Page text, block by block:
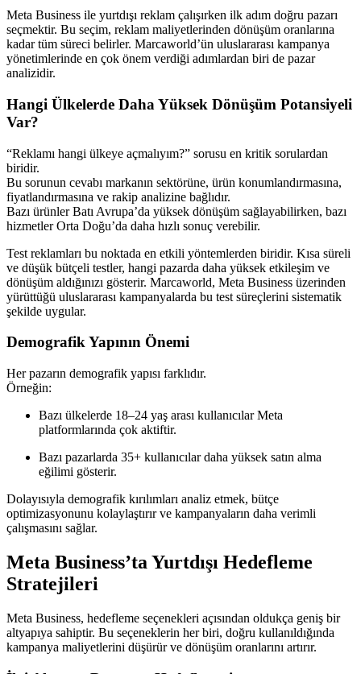
Meta Business ile yurtdışı reklam çalışırken ilk adım doğru pazarı
seçmektir. Bu seçim, reklam maliyetlerinden dönüşüm oranlarına
kadar tüm süreci belirler. Marcaworld’ün uluslararası kampanya
yönetimlerinde en çok önem verdiği adımlardan biri de pazar
analizidir.
Hangi Ülkelerde Daha Yüksek Dönüşüm Potansiyeli
Var?
“Reklamı hangi ülkeye açmalıyım?” sorusu en kritik sorulardan
biridir.
Bu sorunun cevabı markanın sektörüne, ürün konumlandırmasına,
fiyatlandırmasına ve rakip analizine bağlıdır.
Bazı ürünler Batı Avrupa’da yüksek dönüşüm sağlayabilirken, bazı
hizmetler Orta Doğu’da daha hızlı sonuç verebilir.
Test reklamları bu noktada en etkili yöntemlerden biridir. Kısa süreli
ve düşük bütçeli testler, hangi pazarda daha yüksek etkileşim ve
dönüşüm aldığınızı gösterir. Marcaworld, Meta Business üzerinden
yürüttüğü uluslararası kampanyalarda bu test süreçlerini sistematik
şekilde uygular.
Demografik Yapının Önemi
Her pazarın demografik yapısı farklıdır.
Örneğin:
Bazı ülkelerde 18–24 yaş arası kullanıcılar Meta
platformlarında çok aktiftir.
Bazı pazarlarda 35+ kullanıcılar daha yüksek satın alma
eğilimi gösterir.
Dolayısıyla demografik kırılımları analiz etmek, bütçe
optimizasyonunu kolaylaştırır ve kampanyaların daha verimli
çalışmasını sağlar.
Meta Business’ta Yurtdışı Hedefleme
Stratejileri
Meta Business, hedefleme seçenekleri açısından oldukça geniş bir
altyapıya sahiptir. Bu seçeneklerin her biri, doğru kullanıldığında
kampanya maliyetlerini düşürür ve dönüşüm oranlarını artırır.